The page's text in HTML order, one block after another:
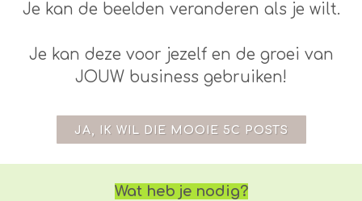
Je kan de beelden veranderen als je wilt.
Je kan deze voor jezelf en de groei van
JOUW business gebruiken!
JA, IK WIL DIE MOOIE 5C POSTS
Wat heb je nodig?